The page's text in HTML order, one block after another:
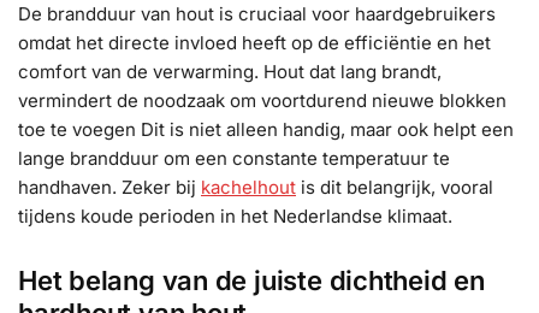
De brandduur van hout is cruciaal voor haardgebruikers
omdat het directe invloed heeft op de efficiëntie en het
comfort van de verwarming. Hout dat lang brandt,
vermindert de noodzaak om voortdurend nieuwe blokken
toe te voegen Dit is niet alleen handig, maar ook helpt een
lange brandduur om een constante temperatuur te
handhaven. Zeker bij kachelhout is dit belangrijk, vooral
tijdens koude perioden in het Nederlandse klimaat.
Het belang van de juiste dichtheid en